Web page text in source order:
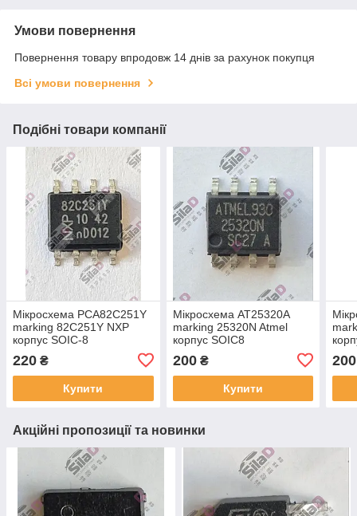
Умови повернення
Повернення товару впродовж 14 днів за рахунок покупця
Всі умови повернення
Подібні товари компанії
Мікросхема PCA82C251Y
marking 82C251Y NXP
корпус SOIC-8
220 ₴
Купити
Мікросхема AT25320A
marking 25320N Atmel
корпус SOIC8
200₴
Купити
200
Акційні пропозиції та новинки